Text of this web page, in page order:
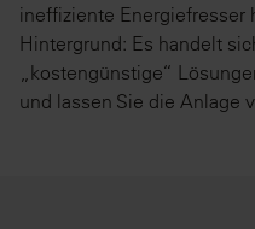
ineffiziente Energiefresser
Hintergrund: Es handelt
„kostengünstige“
und lassen Sie die Anlage